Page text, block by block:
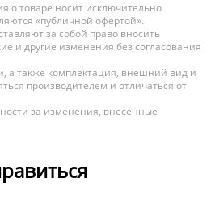
о товаре носит исключительно
«публичной офертой».
за собой право вносить
и другие изменения без согласования
а также комплектация, внешний вид и
производителем и отличаться от
за изменения, внесенные